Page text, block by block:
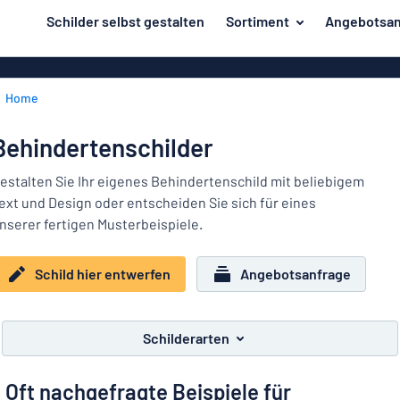
springen
Schilder selbst gestalten Sortiment
Material
Branche
Haus und Heim
Büro und Arbeitsplatz
Aufkleber
Namensschilder
Kennzeichnung
Alle Kategorien anzeigen
Unsere
Bestseller
Herstellung
und
Arbeitsplatz
entwerfen
Home
Sie Ihr eigenes Behindertenschild mit beliebigem
und Design oder entscheiden Sie sich für eines
fertigen Musterbeispiele.
Schild hier entwerfen Angebotsanfrage
Schilderarten
Oft nachgefragte Beispiele für